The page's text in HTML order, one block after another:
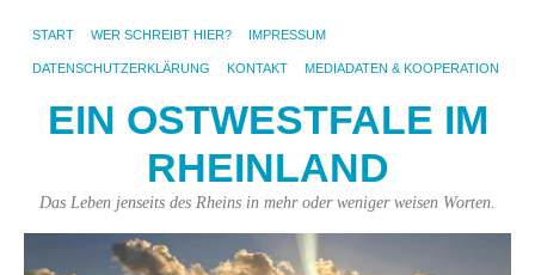
START WER SCHREIBT HIER? IMPRESSUM
DATENSCHUTZERKLÄRUNG KONTAKT MEDIADATEN & KOOPERATION
EIN OSTWESTFALE IM
RHEINLAND
Das Leben jenseits des Rheins in mehr oder weniger weisen Worten.